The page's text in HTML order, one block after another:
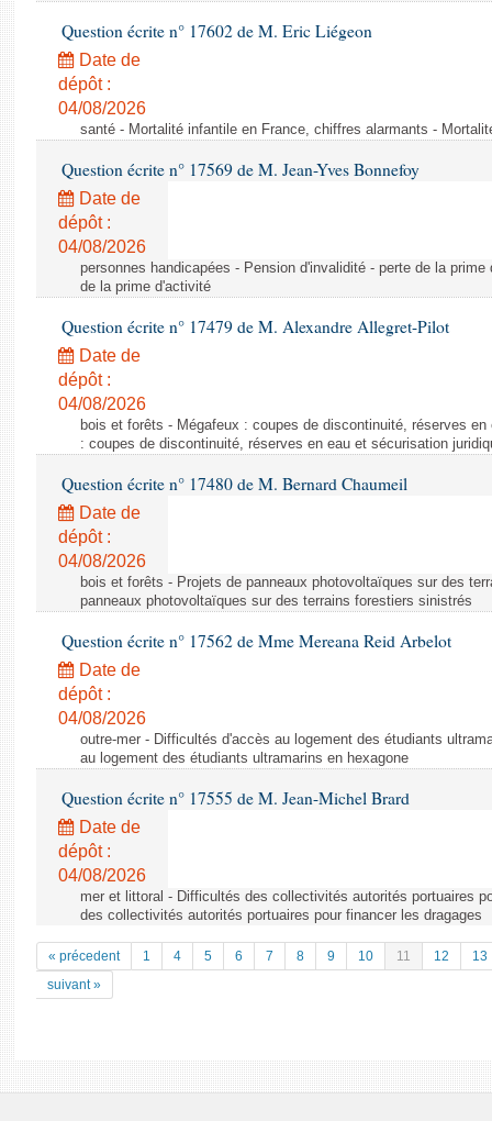
Question écrite n° 17602 de M. Eric Liégeon
Date de
dépôt :
04/08/2026
santé - Mortalité infantile en France, chiffres alarmants -
Question écrite n° 17569 de M. Jean-Yves Bonnefoy
Date de
dépôt :
04/08/2026
personnes handicapées - Pension d'invalidité - perte de la
de la prime d'activité
Question écrite n° 17479 de M. Alexandre Allegret-Pilot
Date de
dépôt :
04/08/2026
bois et forêts - Mégafeux : coupes de discontinuité, réserves
: coupes de discontinuité, réserves en eau et sécurisation
Question écrite n° 17480 de M. Bernard Chaumeil
Date de
dépôt :
04/08/2026
bois et forêts - Projets de panneaux photovoltaïques sur des
panneaux photovoltaïques sur des terrains forestiers sinistrés
Question écrite n° 17562 de Mme Mereana Reid Arbelot
Date de
dépôt :
04/08/2026
outre-mer - Difficultés d'accès au logement des étudiants
au logement des étudiants ultramarins en hexagone
Question écrite n° 17555 de M. Jean-Michel Brard
Date de
dépôt :
04/08/2026
mer et littoral - Difficultés des collectivités autorités portuaires
des collectivités autorités portuaires pour financer les dragages
« précedent 1 4 5 6 7 8 9 10 11 12
13
suivant »